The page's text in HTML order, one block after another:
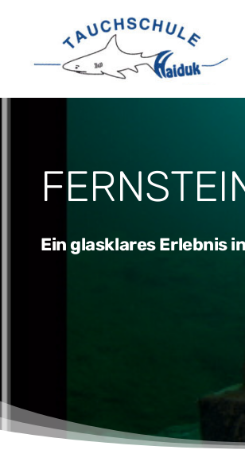
Ein glasklares Erlebnis